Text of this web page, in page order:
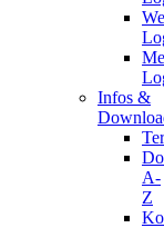
Infos &
A-
Z